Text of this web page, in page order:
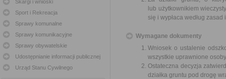
Skargi i wnioski
Sport i Rekreacja
Sprawy komunalne
Sprawy komunikacyjne
Sprawy obywatelskie
Udostępnianie informacji publicznej
Urząd Stanu Cywilnego
lub użytkownikiem
się i wypłaca według
Wymagane dokumenty
Wniosek o ustalenie
wszystkie uprawnione
Ostateczna decyzja
działka gruntu pod drogę